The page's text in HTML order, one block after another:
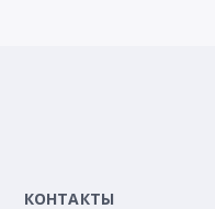
КОНТАКТЫ